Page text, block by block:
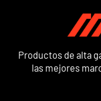
Productos de alta
las mejores